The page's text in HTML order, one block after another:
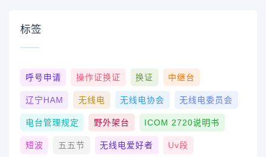
标签
呼号申请 操作证换证 换证 中继台
辽宁HAM 无线电 无线电协会 无线电委员会
电台管理规定 野外架台 ICOM 2720说明书
短波 五五节 无线电爱好者 Uv段